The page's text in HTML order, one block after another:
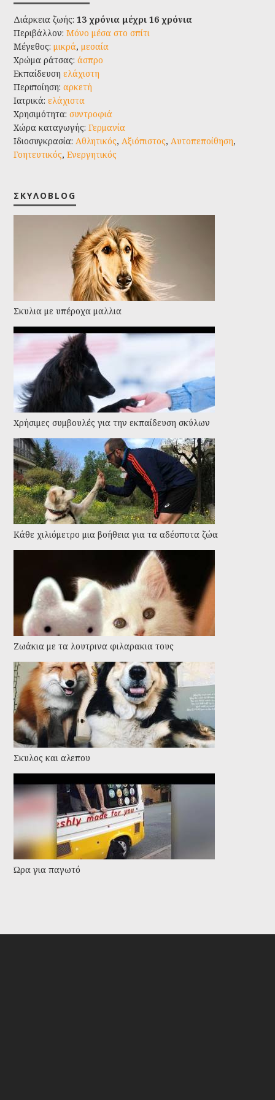
Διάρκεια ζωής:13 χρόνια μέχρι 16 χρόνια
Περιβάλλον:Μόνο μέσα στο σπίτι
Μέγεθος:μικρά,μεσαία
Χρώμα ράτσας:άσπρο
Εκπαίδευση ελάχιστη
Περιποίηση:αρκετή
Ιατρικά:ελάχιστα
Χρησιμότητα:συντροφιά
Χώρα καταγωγής:Γερμανία
Ιδιοσυγκρασία:Αθλητικός,Αξιόπιστος,Αυτοπεποίθηση,
Γοητευτικός,Ενεργητικός
ΣΚΥΛΟBLOG
Σκυλια με υπέροχα μαλλια
Χρήσιμες συμβουλές για την εκπαίδευση σκύλων
Kάθε χιλιόμετρο μια βοήθεια για τα αδέσποτα ζώα
Ζωάκια με τα λουτρινα φιλαρακια τους
Σκυλος και αλεπου
Ώρα για παγωτό